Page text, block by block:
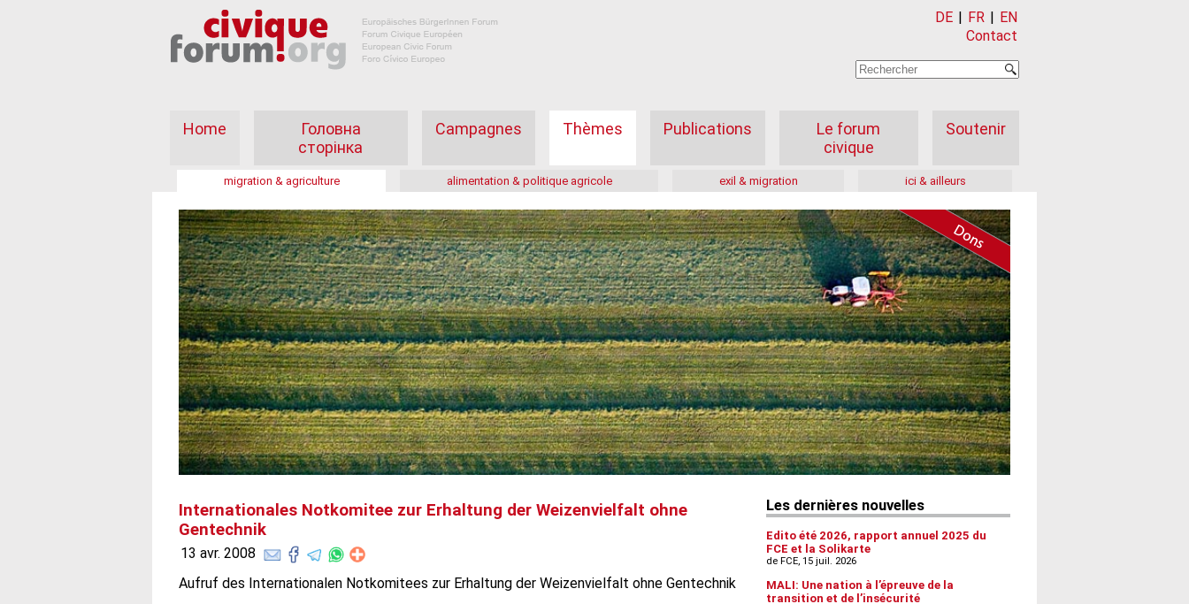
DE | FR | EN
Contact
Home
Головна
сторінка
Campagnes Thèmes Publications
Le forum
civique
Soutenir
migration & agriculture alimentation & politique agricole exil & migration ici & ailleurs
Internationales Notkomitee zur Erhaltung der Weizenvielfalt ohne
Gentechnik
13 avr. 2008
Aufruf des Internationalen Notkomitees zur Erhaltung der Weizenvielfalt ohne Gentechnik